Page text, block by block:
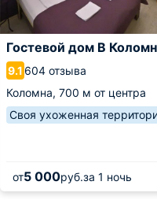
Гостевой дом В
9.1 604 отзыва
Коломна, 700 м от центра
Своя ухоженная
от5 000руб.за 1 ночь